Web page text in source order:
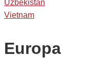
Uzbekistán
Vietnam
Europa